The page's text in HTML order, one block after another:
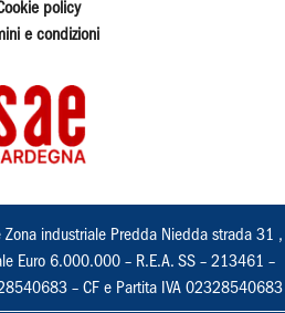
policy
e condizioni
Zona industriale Predda Niedda strada 31 ,
Euro 6.000.000 – R.E.A. SS – 213461 –
– CF e Partita IVA 02328540683